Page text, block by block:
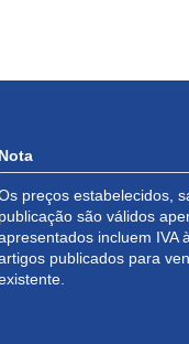
Nota
preços estabelecidos,
publicação são válidos
incluem IVA
publicados para